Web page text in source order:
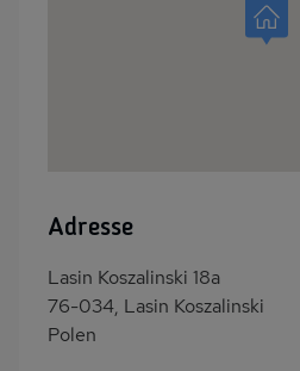
Adresse
Lasin Koszalinski 18a
76-034, Lasin Koszalinski
Polen